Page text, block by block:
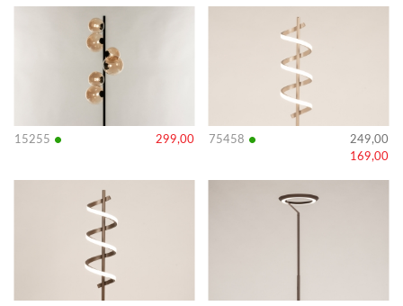
15255 • 299,00
Bekijk
75458 •
249,00
169,00
Bekijk